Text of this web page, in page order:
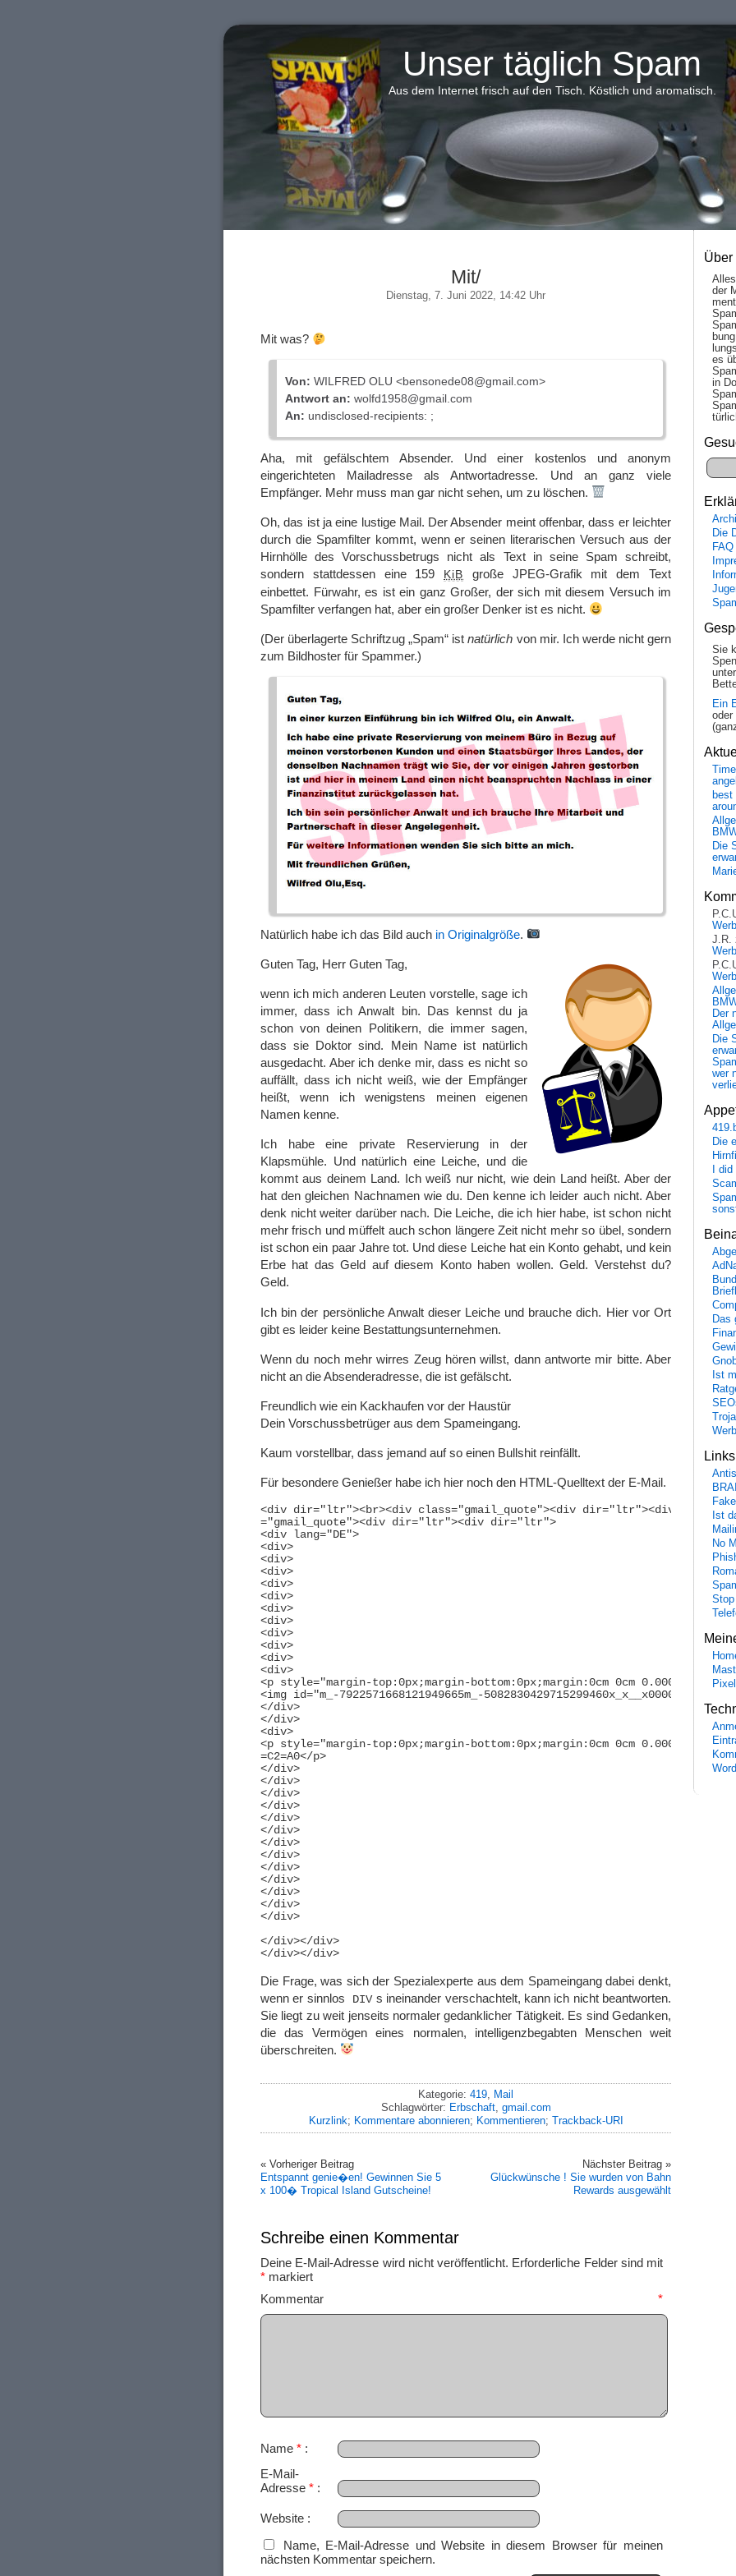
Unser täglich Spam
Aus dem Internet frisch auf den Tisch. Köstlich und aromatisch.
Mit/
Dienstag, 7. Juni 2022, 14:42 Uhr
Mit was?
Von: WILFRED OLU <bensonede08@gmail.com>
Antwort an: wolfd1958@gmail.com
An: undisclosed-recipients: ;
Aha, mit gefälschtem Absender. Und einer kostenlos und anonym
eingerichteten Mailadresse als Antwortadresse. Und an ganz viele
Empfänger. Mehr muss man gar nicht sehen, um zu löschen.
Oh, das ist ja eine lustige Mail. Der Absender meint offenbar, dass er leichter
durch die Spamfilter kommt, wenn er seinen literarischen Versuch aus der
Hirnhölle des Vorschussbetrugs nicht als Text in seine Spam schreibt,
sondern stattdessen eine 159
KiB
große JPEG-Grafik mit dem Text
einbettet. Fürwahr, es ist ein ganz Großer, der sich mit diesem Versuch im
Spamfilter verfangen hat, aber ein großer Denker ist es nicht.
(Der überlagerte Schriftzug „Spam“ istnatürlich von mir. Ich werde nicht gern
zum Bildhoster für Spammer.)
Natürlich habe ich das Bild auch in Originalgröße.
Guten Tag, Herr Guten Tag,
wenn ich mich anderen Leuten vorstelle, sage ich
immer, dass ich Anwalt bin. Das kennst du ja
schon von deinen Politikern, die immer sagen,
dass sie Doktor sind. Mein Name ist natürlich
ausgedacht. Aber ich denke mir, dass es nicht so
auffällt, dass ich nicht weiß, wie der Empfänger
heißt, wenn ich wenigstens meinen eigenen
Namen kenne.
Ich habe eine private Reservierung in der
Klapsmühle. Und natürlich eine Leiche, und die
kommt aus deinem Land. Ich weiß nur nicht, wie dein Land heißt. Aber der
hat den gleichen Nachnamen wie du. Den kenne ich leider auch nicht. Aber
denk nicht weiter darüber nach. Die Leiche, die ich hier habe, ist schon nicht
mehr frisch und müffelt auch schon längere Zeit nicht mehr so übel, sondern
ist schon ein paar Jahre tot. Und diese Leiche hat ein Konto gehabt, und kein
Erbe hat das Geld auf diesem Konto haben wollen. Geld. Verstehst du?
Geld.
Ich bin der persönliche Anwalt dieser Leiche und brauche dich. Hier vor Ort
gibt es leider keine Bestattungsunternehmen.
Wenn du noch mehr wirres Zeug hören willst, dann antworte mir bitte. Aber
nicht an die Absenderadresse, die ist gefälscht.
Freundlich wie ein Kackhaufen vor der Haustür
Dein Vorschussbetrüger aus dem Spameingang.
Kaum vorstellbar, dass jemand auf so einen Bullshit reinfällt.
Für besondere Genießer habe ich hier noch den HTML-Quelltext der E-Mail.
<div dir="ltr"><br><div class="gmail_quote"><div dir="ltr"><div class=
="gmail_quote"><div dir="ltr"><div dir="ltr">
<div lang="DE">
<div>
<div>
<div>
<div>
<div>
<div>
<div>
<div>
<div>
<div>
<div>
<p style="margin-top:0px;margin-bottom:0px;margin:0cm 0cm
<img id="m_-7922571668121949665m_-
</div>
</div>
<div>
<p style="margin-top:0px;margin-bottom:0px;margin:0cm 0cm
=C2=A0</p>
</div>
</div>
</div>
</div>
</div>
</div>
</div>
</div>
</div>
</div>
</div>
</div>
</div>
</div></div>
Die Frage, was sich der Spezialexperte aus dem Spameingang dabei denkt,
wenn er sinnlos
DIV s ineinander verschachtelt, kann ich nicht beantworten.
Sie liegt zu weit jenseits normaler gedanklicher Tätigkeit. Es sind Gedanken,
die das Vermögen eines normalen, intelligenzbegabten Menschen weit
überschreiten.
Kategorie: 419 Mail
Schlagwörter: Erbschaft, gmail.com
Kurzlink; Kommentare abonnieren; Kommentieren; Trackback-URI
« Vorheriger Beitrag
Entspannt genie�en! Gewinnen Sie 5
x 100� Tropical Island Gutscheine!
Nächster Beitrag »
Glückwünsche ! Sie wurden von Bahn
Rewards ausgewählt
Schreibe einen Kommentar
Deine E-Mail-Adresse wird nicht veröffentlicht. Erforderliche Felder sind mit
* markiert
Kommentar *
Name *
E-Mail-
Adresse *
Website
Name, E-Mail-Adresse und Website in diesem Browser für meinen
nächsten Kommentar speichern.
Über
der
es
in
Die
FAQ
Sie
Ein
oder
Die
J.R.
Der
Die
wer
Die
I
Das
Ist
Ist
No